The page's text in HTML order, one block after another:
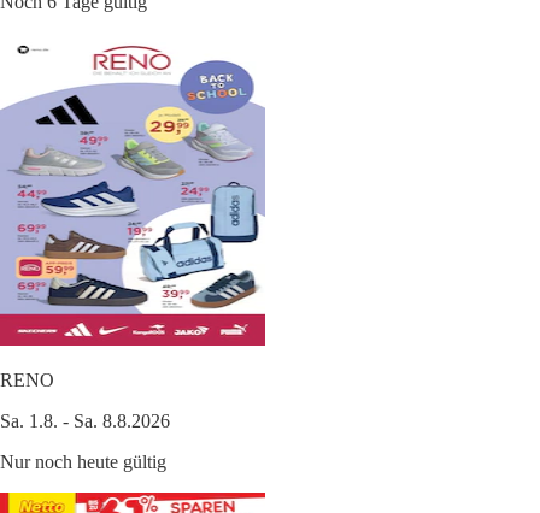
RENO
Sa. 1.8. - Sa. 8.8.2026
Nur noch heute gültig